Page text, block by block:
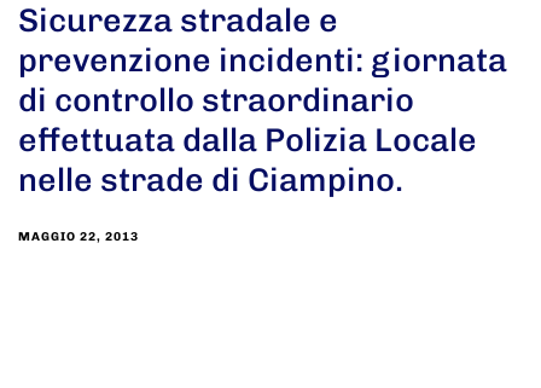
Sicurezza stradale e
prevenzione incidenti: giornata
di controllo straordinario
effettuata dalla Polizia Locale
nelle strade di Ciampino.
MAGGIO 22, 2013